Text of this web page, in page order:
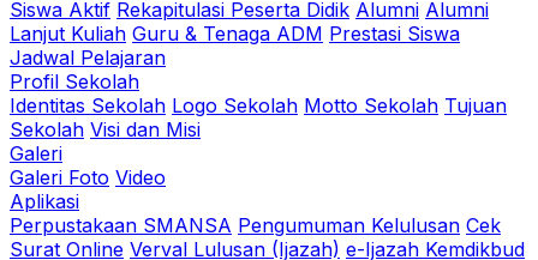
Siswa Aktif Rekapitulasi Peserta Didik Alumni Alumni
Lanjut Kuliah Guru & Tenaga ADM Prestasi Siswa
Jadwal Pelajaran
Profil Sekolah
Identitas Sekolah Logo Sekolah Motto Sekolah Tujuan
Sekolah Visi dan Misi
Galeri
Galeri Foto Video
Aplikasi
Perpustakaan SMANSA Pengumuman Kelulusan Cek
Surat Online Verval Lulusan (Ijazah) e-Ijazah Kemdikbud